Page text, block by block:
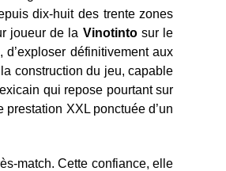
dix-huit des trente zones
joueur de la Vinotintosur le
définitivement aux
construction du jeu, capable
qui repose pourtant sur
XXL ponctuée d’un
match. Cette confiance, elle